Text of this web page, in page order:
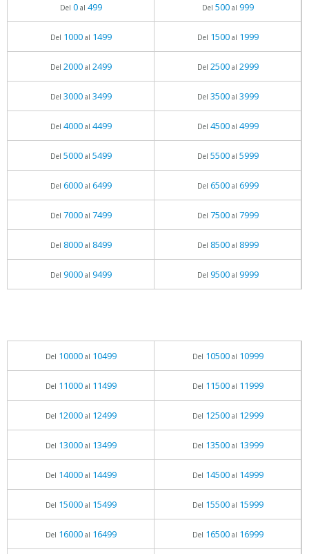
Del 0al 499 Del 500al 999
Del 1000al 1499 Del 1500al 1999
Del 2000al 2499 Del 2500al 2999
Del 3000al 3499 Del 3500al 3999
Del 4000al 4499 Del 4500al 4999
Del 5000al 5499 Del 5500al 5999
Del 6000al 6499 Del 6500al 6999
Del 7000al 7499 Del 7500al 7999
Del 8000al 8499 Del 8500al 8999
Del 9000al 9499 Del 9500al 9999
Del 10000al 10499 Del 10500al 10999
Del 11000al 11499 Del 11500al 11999
Del 12000al 12499 Del 12500al 12999
Del 13000al 13499 Del 13500al 13999
Del 14000al 14499 Del 14500al 14999
Del 15000al 15499 Del 15500al 15999
Del 16000al 16499 Del 16500al 16999